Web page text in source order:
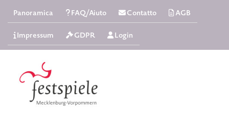
Panoramica FAQ/Aiuto Contatto AGB
Impressum GDPR Login